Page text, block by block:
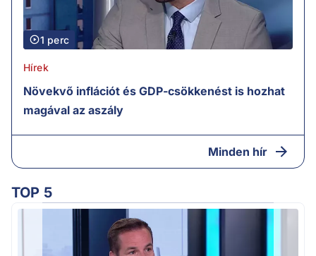
1 perc
Hírek
Növekvő inflációt és GDP-csökkenést is hozhat
magával az aszály
Minden hír
TOP 5